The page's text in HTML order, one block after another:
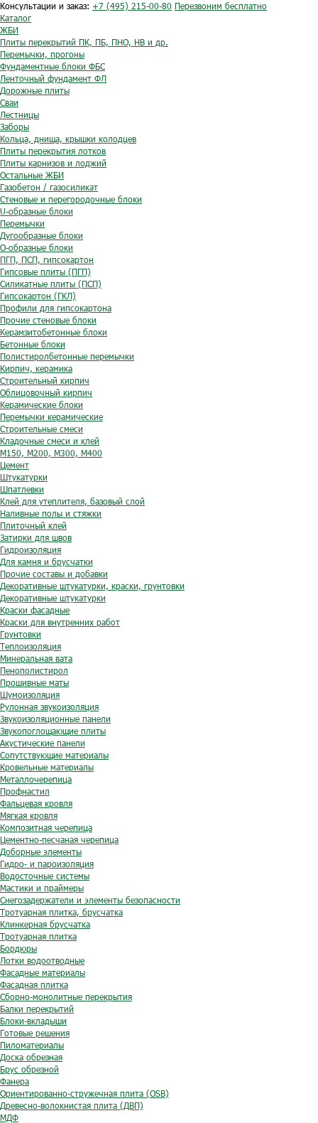
Консультации и заказ: +7 (495) 215-00-80 Перезвоним бесплатно
Каталог
ЖБИ
Плиты перекрытий ПК, ПБ, ПНО, НВ и др.
Перемычки, прогоны
Фундаментные блоки ФБС
Ленточный фундамент ФЛ
Дорожные плиты
Сваи
Лестницы
Заборы
Кольца, днища, крышки колодцев
Плиты перекрытия лотков
Плиты карнизов и лоджий
Остальные ЖБИ
Газобетон / газосиликат
Стеновые и перегородочные блоки
U-образные блоки
Перемычки
Дугообразные блоки
O-образные блоки
ПГП, ПСП, гипсокартон
Гипсовые плиты (ПГП)
Силикатные плиты (ПСП)
Гипсокартон (ГКЛ)
Профили для гипсокартона
Прочие стеновые блоки
Керамзитобетонные блоки
Бетонные блоки
Полистиролбетонные перемычки
Кирпич, керамика
Строительный кирпич
Облицовочный кирпич
Керамические блоки
Перемычки керамические
Строительные смеси
Кладочные смеси и клей
М150, М200, М300, М400
Цемент
Штукатурки
Шпатлевки
Клей для утеплителя, базовый слой
Наливные полы и стяжки
Плиточный клей
Затирки для швов
Гидроизоляция
Для камня и брусчатки
Прочие составы и добавки
Декоративные штукатурки, краски, грунтовки
Декоративные штукатурки
Краски фасадные
Краски для внутренних работ
Грунтовки
Теплоизоляция
Минеральная вата
Пенополистирол
Прошивные маты
Шумоизоляция
Рулонная звукоизоляция
Звукоизоляционные панели
Звукопоглощающие плиты
Акустические панели
Сопутствующие материалы
Кровельные материалы
Металлочерепица
Профнастил
Фальцевая кровля
Мягкая кровля
Композитная черепица
Цементно-песчаная черепица
Доборные элементы
Гидро- и пароизоляция
Водосточные системы
Мастики и праймеры
Снегозадержатели и элементы безопасности
Тротуарная плитка, брусчатка
Клинкерная брусчатка
Тротуарная плитка
Бордюры
Лотки водоотводные
Фасадные материалы
Фасадная плитка
Сборно-монолитные перекрытия
Балки перекрытий
Блоки-вкладыши
Готовые решения
Пиломатериалы
Доска обрезная
Брус обрезной
Фанера
Ориентированно-стружечная плита (OSB)
Древесно-волокнистая плита (ДВП)
МДФ